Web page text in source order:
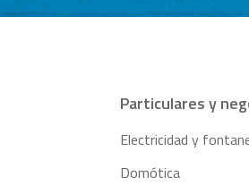
Particulares y
Electricidad y
Domótica